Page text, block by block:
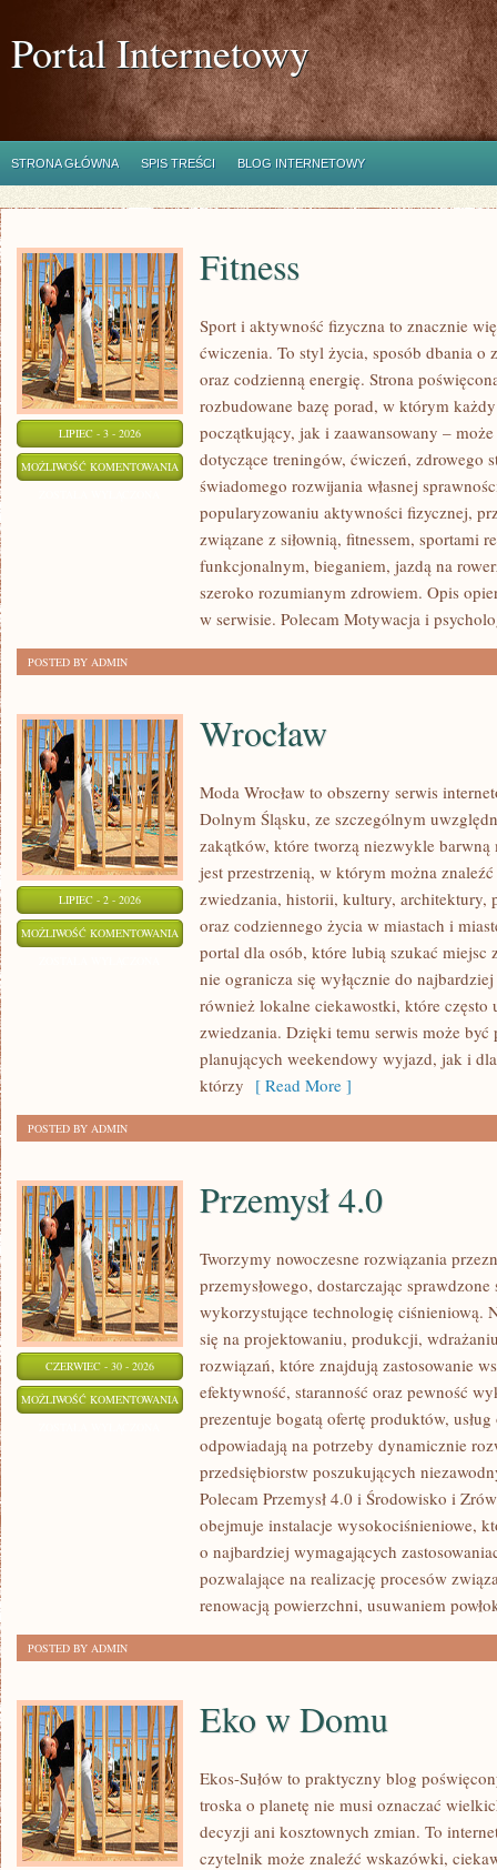
Portal Internetowy
STRONA GŁÓWNA SPIS TREŚCI BLOG INTERNETOWY
LIPIEC - 3 - 2026
MOŻLIWOŚĆ KOMENTOWANIA FITNESS
Fitness
Sport i aktywność fizyczna to znacznie
ćwiczenia. To styl życia, sposób dbania o
oraz codzienną energię. Strona
rozbudowane bazę porad, w którym
początkujący, jak i zaawansowany –
dotyczące treningów, ćwiczeń, zdrowego
świadomego rozwijania własnej
popularyzowaniu aktywności fizycznej,
związane z siłownią, fitnessem, sportami
funkcjonalnym, bieganiem, jazdą na
szeroko rozumianym zdrowiem. Opis
w serwisie. Polecam Motywacja i
POSTED BY ADMIN
LIPIEC - 2 - 2026
MOŻLIWOŚĆ KOMENTOWANIA WROCŁAW
Wrocław
Moda Wrocław to obszerny serwis
Dolnym Śląsku, ze szczególnym
zakątków, które tworzą niezwykle barwną
jest przestrzenią, w którym można
zwiedzania, historii, kultury, architektury,
oraz codziennego życia w miastach i
portal dla osób, które lubią szukać miejsc
nie ogranicza się wyłącznie do
również lokalne ciekawostki, które często
zwiedzania. Dzięki temu serwis może
planujących weekendowy wyjazd, jak i
którzy [ Read More ]
POSTED BY ADMIN
CZERWIEC - 30 - 2026
MOŻLIWOŚĆ KOMENTOWANIA PRZEMYSŁ
Przemysł 4.0
Tworzymy nowoczesne rozwiązania
przemysłowego, dostarczając
wykorzystujące technologię ciśnieniową.
się na projektowaniu, produkcji,
rozwiązań, które znajdują zastosowanie
efektywność, staranność oraz pewność
prezentuje bogatą ofertę produktów,
odpowiadają na potrzeby dynamicznie
przedsiębiorstw poszukujących
Polecam Przemysł 4.0 i Środowisko i
obejmuje instalacje wysokociśnieniowe,
o najbardziej wymagających
pozwalające na realizację procesów
renowacją powierzchni, usuwaniem
POSTED BY ADMIN
Eko w Domu
Ekos-Sułów to praktyczny blog
troska o planetę nie musi oznaczać
decyzji ani kosztownych zmian. To
czytelnik może znaleźć wskazówki,